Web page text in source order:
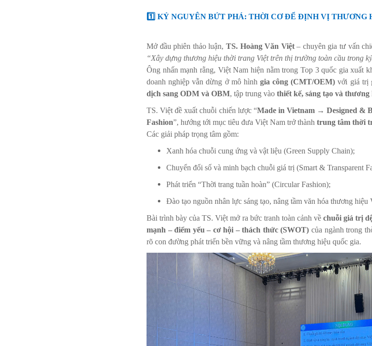
1️⃣ KỶ NGUYÊN BỨT PHÁ: THỜI CƠ ĐỂ ĐỊNH VỊ
Mở đầu phiên thảo luận, TS. Hoàng Văn Việt– chuyên gia tư vấn
“Xây dựng thương hiệu thời trang Việt trên thị trường toàn cầu trong
Ông nhấn mạnh rằng, Việt Nam hiện nằm trong Top 3 quốc gia xuất
doanh nghiệp vẫn dừng ở mô hình gia công (CMT/OEM) với giá trị
dịch sang ODM và OBM, tập trung vào thiết kế, sáng tạo và thương
TS. Việt đề xuất chuỗi chiến lược “Made in Vietnam → Designed &
Fashion”, hướng tới mục tiêu đưa Việt Nam trở thành trung tâm thời
Các giải pháp trọng tâm gồm:
Xanh hóa chuỗi cung ứng và vật liệu (Green Supply Chain);
Chuyển đổi số và minh bạch chuỗi giá trị (Smart & Transparent
Phát triển “Thời trang tuần hoàn” (Circular Fashion);
Đào tạo nguồn nhân lực sáng tạo, nâng tầm văn hóa thương hiệu
Bài trình bày của TS. Việt mở ra bức tranh toàn cảnh về chuỗi giá trị
mạnh – điểm yếu – cơ hội – thách thức (SWOT) của ngành trong
rõ con đường phát triển bền vững và nâng tầm thương hiệu quốc gia.